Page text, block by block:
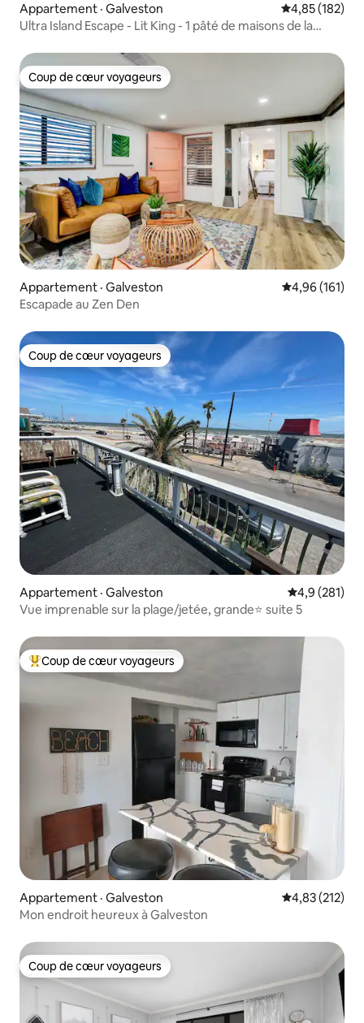
Appartement · Galveston Note
4,85 (182)
Ultra Island Escape - Lit King - 1 pâté de maisons de la
Coup de cœur voyageurs
Coup de cœur voyageurs
Appartement · Galveston Note
4,96 (161)
Escapade au Zen Den
Coup de cœur voyageurs
Coup de cœur voyageurs
Appartement · Galveston Note
4,9 (281)
Vue imprenable sur la plage/jetée, grande⭐️ suite 5
Coup de cœur voyageurs parmi les plus aimés
Coup de cœur voyageurs
Appartement · Galveston Note
4,83 (212)
Mon endroit heureux à Galveston
Coup de cœur voyageurs
Coup de cœur voyageurs